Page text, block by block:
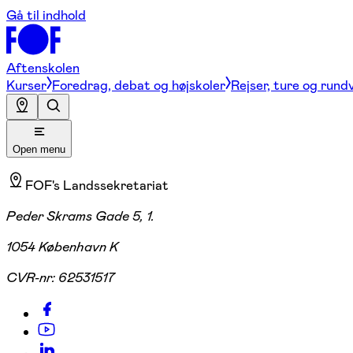
Gå til indhold
Aftenskolen
Kurser Foredrag, debat og højskoler Rejser, ture og
Open menu
FOF's Landssekretariat
Peder Skrams Gade 5, 1.
1054 København K
CVR-nr: 62531517